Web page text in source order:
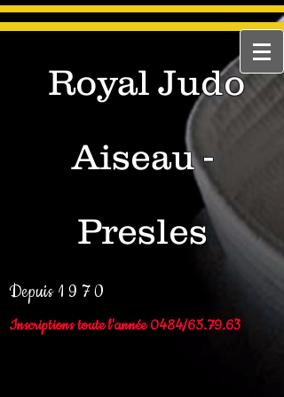
Royal Judo
Aiseau -
Presles
Depuis 1 9 7 0
Inscriptions toute l'année 0484/65.79.63